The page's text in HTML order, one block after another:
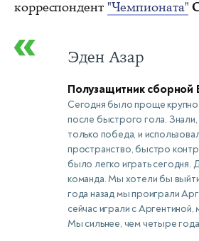
корреспондент "Чемпионата"
Эден Азар
Полузащитник сборной
Сегодня было проще крупно
после быстрого гола. Знали,
только победа, и
пространство, быстро
было легко играть
команда. Мы хотели бы
года назад мы проиграли
сейчас играли с
Мы сильнее, чем четыре года